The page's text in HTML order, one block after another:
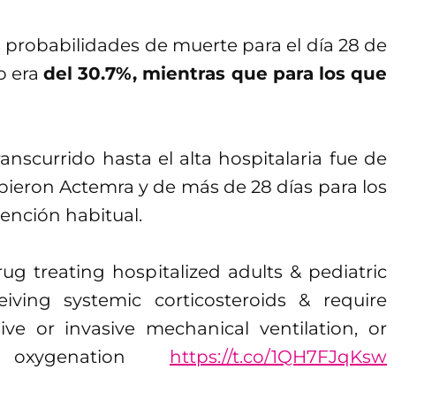
de muerte para el día 28 de
era del 30.7%, mientras que para los que
hasta el alta hospitalaria fue de
Actemra y de más de 28 días para los
habitual.
treating hospitalized adults & pediatric
systemic corticosteroids & require
or invasive mechanical ventilation, or
oxygenation https://t.co/1QH7FJqKsw